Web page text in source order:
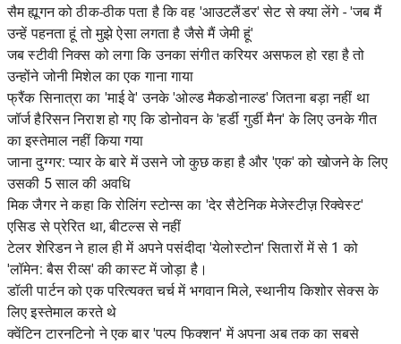
सैम ह्यूगन को ठीक-ठीक पता है कि वह 'आउटलैंडर' सेट से क्या लेंगे - 'जब मैं
उन्हें पहनता हूं तो मुझे ऐसा लगता है जैसे मैं जेमी हूं'
जब स्टीवी निक्स को लगा कि उनका संगीत करियर असफल हो रहा है तो
उन्होंने जोनी मिशेल का एक गाना गाया
फ्रैंक सिनात्रा का 'माई वे' उनके 'ओल्ड मैकडोनाल्ड' जितना बड़ा नहीं था
जॉर्ज हैरिसन निराश हो गए कि डोनोवन के 'हर्डी गुर्डी मैन' के लिए उनके गीत
का इस्तेमाल नहीं किया गया
जाना दुग्गर: प्यार के बारे में उसने जो कुछ कहा है और 'एक' को खोजने के लिए
उसकी 5 साल की अवधि
मिक जैगर ने कहा कि रोलिंग स्टोन्स का 'देर सैटेनिक मेजेस्टीज़ रिक्वेस्ट'
एसिड से प्रेरित था, बीटल्स से नहीं
टेलर शेरिडन ने हाल ही में अपने पसंदीदा 'येलोस्टोन' सितारों में से 1 को
'लॉमेन: बैस रीव्स' की कास्ट में जोड़ा है।
डॉली पार्टन को एक परित्यक्त चर्च में भगवान मिले, स्थानीय किशोर सेक्स के
लिए इस्तेमाल करते थे
क्वेंटिन टारनटिनो ने एक बार 'पल्प फिक्शन' में अपना अब तक का सबसे